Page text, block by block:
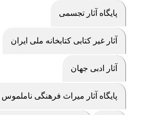
پایگاه آثار تجسمی
آثار غیر کتابی کتابخانه ملی ایران
آثار ادبی جهان
پایگاه آثار ميراث فرهنگی ناملموس